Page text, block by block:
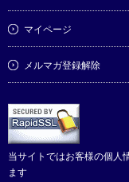
マイページ
メルマガ登録解除
当サイトではお客様の個人
ます